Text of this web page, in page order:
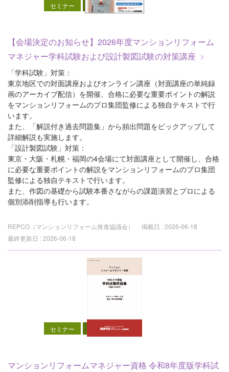
【会場決定のお知らせ】2026年度マンションリフォーム
マネジャー学科試験および設計製図試験の対策講座
セミナー 試験対策
「学科試験」対策：
東京地区での対面講座およびオンライン講座（対面講座の単純録
画のアーカイブ配信）を開催、合格に必要な重要ポイントの解説
をマンションリフォームのプロ集団監修による独自テキストで行
います。
また、「解説付き過去問題集」から頻出問題をピックアップして
詳細解説も実施します。
「設計製図試験」対策：
東京・大阪・札幌・福岡の4会場にて対面講座として開催し、合格
に必要な重要ポイントの解説をマンションリフォームのプロ集団
監修による独自テキストで行います。
また、作図の基礎から試験本番さながらの課題演習とプロによる
個別添削指導も行います。
REPCO（マンションリフォーム推進協議会） 掲載日 :2026-06-18
最終更新日 :2026-06-18
マンションリフォームマネジャー資格 令和8年度版学科試
セミナー 試験対策